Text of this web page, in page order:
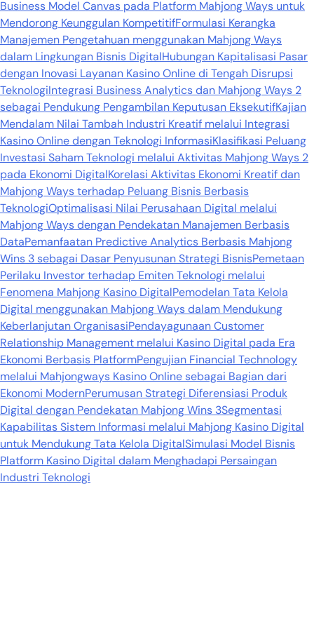
Business Model Canvas pada Platform Mahjong Ways untuk
Mendorong Keunggulan KompetitifFormulasi Kerangka
Manajemen Pengetahuan menggunakan Mahjong Ways
dalam Lingkungan Bisnis DigitalHubungan Kapitalisasi Pasar
dengan Inovasi Layanan Kasino Online di Tengah Disrupsi
TeknologiIntegrasi Business Analytics dan Mahjong Ways 2
sebagai Pendukung Pengambilan Keputusan EksekutifKajian
Mendalam Nilai Tambah Industri Kreatif melalui Integrasi
Kasino Online dengan Teknologi InformasiKlasifikasi Peluang
Investasi Saham Teknologi melalui Aktivitas Mahjong Ways 2
pada Ekonomi DigitalKorelasi Aktivitas Ekonomi Kreatif dan
Mahjong Ways terhadap Peluang Bisnis Berbasis
TeknologiOptimalisasi Nilai Perusahaan Digital melalui
Mahjong Ways dengan Pendekatan Manajemen Berbasis
DataPemanfaatan Predictive Analytics Berbasis Mahjong
Wins 3 sebagai Dasar Penyusunan Strategi BisnisPemetaan
Perilaku Investor terhadap Emiten Teknologi melalui
Fenomena Mahjong Kasino DigitalPemodelan Tata Kelola
Digital menggunakan Mahjong Ways dalam Mendukung
Keberlanjutan OrganisasiPendayagunaan Customer
Relationship Management melalui Kasino Digital pada Era
Ekonomi Berbasis PlatformPengujian Financial Technology
melalui Mahjongways Kasino Online sebagai Bagian dari
Ekonomi ModernPerumusan Strategi Diferensiasi Produk
Digital dengan Pendekatan Mahjong Wins 3Segmentasi
Kapabilitas Sistem Informasi melalui Mahjong Kasino Digital
untuk Mendukung Tata Kelola DigitalSimulasi Model Bisnis
Platform Kasino Digital dalam Menghadapi Persaingan
Industri Teknologi